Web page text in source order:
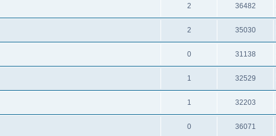
2 36482
2 35030
0 31138
1 32529
1 32203
0 36071